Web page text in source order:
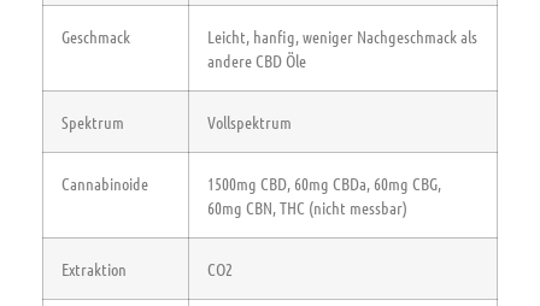
Geschmack
Leicht, hanfig, weniger Nachgeschmack als
andere CBD Öle
Spektrum Vollspektrum
Cannabinoide
1500mg CBD, 60mg CBDa, 60mg CBG,
60mg CBN, THC (nicht messbar)
Extraktion CO2